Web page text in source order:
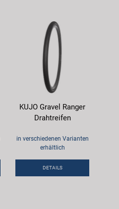
KUJO Gravel Ranger
Drahtreifen
in verschiedenen Varianten
erhältlich
DETAILS